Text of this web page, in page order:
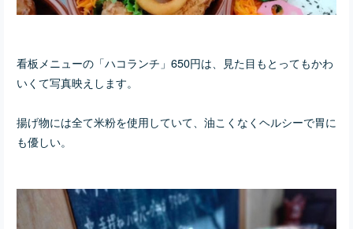
看板メニューの「ハコランチ」650円は、見た目もとってもかわ
いくて写真映えします。
揚げ物には全て米粉を使用していて、油こくなくヘルシーで胃に
も優しい。